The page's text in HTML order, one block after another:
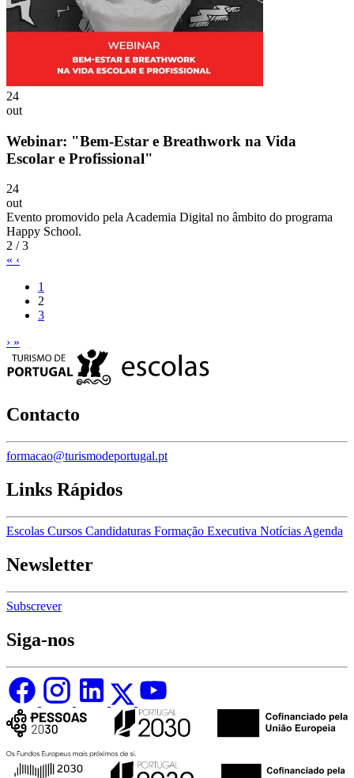
24
out
Webinar: "Bem-Estar e Breathwork na Vida
Escolar e Profissional"
24
out
Evento promovido pela Academia Digital no âmbito do programa
Happy School.
2 / 3
« ‹
1
2
3
› »
Contacto
formacao@turismodeportugal.pt
Links Rápidos
Escolas Cursos Candidaturas Formação Executiva Notícias Agenda
Newsletter
Subscrever
Siga-nos